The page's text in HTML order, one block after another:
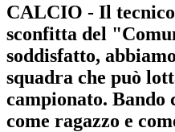
CALCIO - Il
sconfitta del
soddisfatto,
squadra che può
campionato. Bando
come ragazzo e